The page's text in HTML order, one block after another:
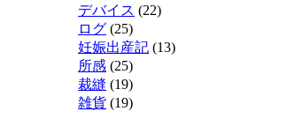
デバイス (22)
ログ (25)
妊娠出産記 (13)
所感 (25)
裁縫 (19)
雑貨 (19)